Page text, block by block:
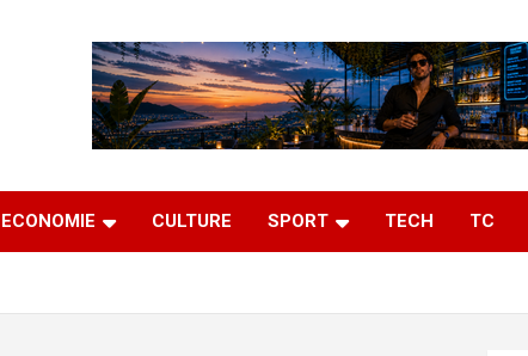
ECONOMIE CULTURE SPORT TECH TC